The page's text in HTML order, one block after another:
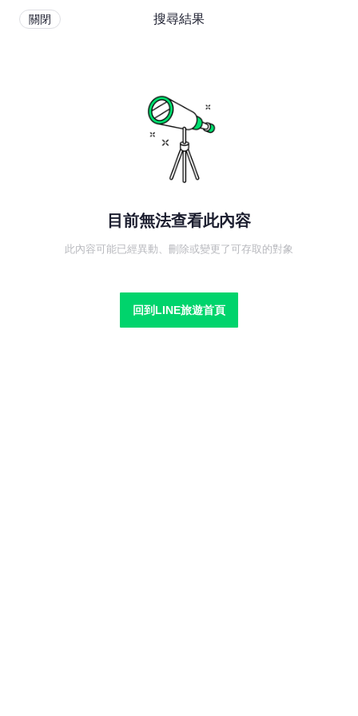
搜尋結果
關閉
目前無法查看此內容
此內容可能已經異動、刪除或變更了可存取的對象
回到LINE旅遊首頁